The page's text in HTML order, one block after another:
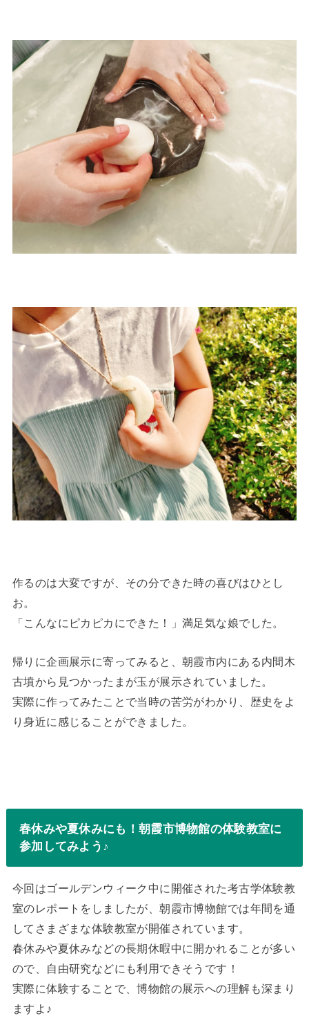
作るのは大変ですが、その分できた時の喜びはひとし
お。
「こんなにピカピカにできた！」満足気な娘でした。
帰りに企画展示に寄ってみると、朝霞市内にある内間木
古墳から見つかったまが玉が展示されていました。
実際に作ってみたことで当時の苦労がわかり、歴史をよ
り身近に感じることができました。
春休みや夏休みにも！朝霞市博物館の体験教室に
参加してみよう♪
今回はゴールデンウィーク中に開催された考古学体験教
室のレポートをしましたが、朝霞市博物館では年間を通
してさまざまな体験教室が開催されています。
春休みや夏休みなどの長期休暇中に開かれることが多い
ので、自由研究などにも利用できそうです！
実際に体験することで、博物館の展示への理解も深まり
ますよ♪